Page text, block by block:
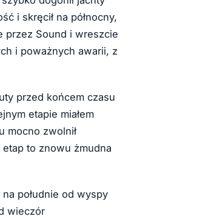
i skręcił na północny,
przez Sound i wreszcie
i poważnych awarii, z
przed końcem czasu
etapie miałem
mocno zwolnił
to znowu żmudna
południe od wyspy
wieczór